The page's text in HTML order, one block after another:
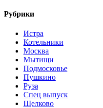
Рубрики
Истра
Котельники
Москва
Мытищи
Подмосковье
Пушкино
Руза
Спец выпуск
Щелково